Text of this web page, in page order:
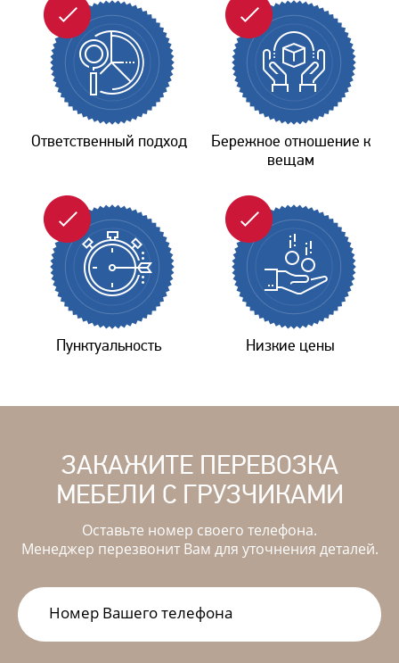
Ответственный подход
Бережное отношение к
вещам
Пунктуальность Низкие цены
ЗАКАЖИТЕ ПЕРЕВОЗКА
МЕБЕЛИ С ГРУЗЧИКАМИ
Оставьте номер своего телефона.
Менеджер перезвонит Вам для уточнения деталей.